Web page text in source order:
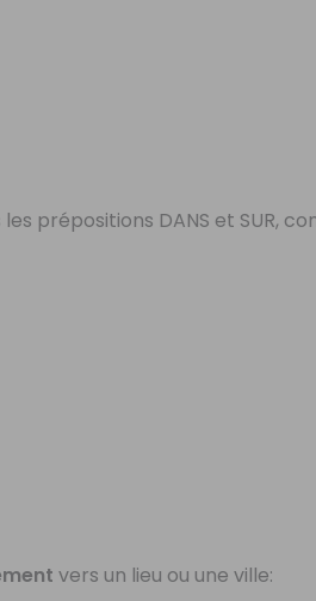
prépositions DANS et SUR,
vers un lieu ou une ville: